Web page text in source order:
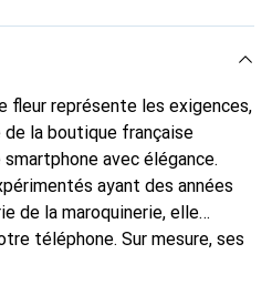
fleur représente les exigences,
la boutique française
avec élégance.
ayant des années
de la maroquinerie, elle
téléphone. Sur mesure, ses
chic et indispensable pour